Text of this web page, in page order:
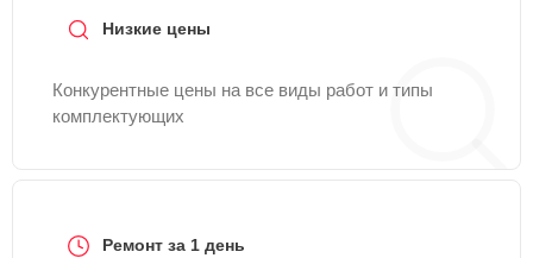
Низкие цены
Конкурентные цены на все виды работ и типы
комплектующих
Ремонт за 1 день